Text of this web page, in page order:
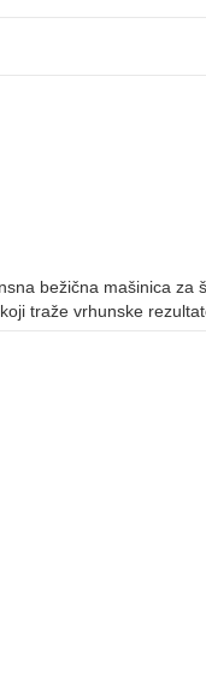
bežična mašinica za
traže vrhunske